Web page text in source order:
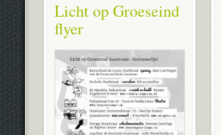
Licht op Groeseind
flyer